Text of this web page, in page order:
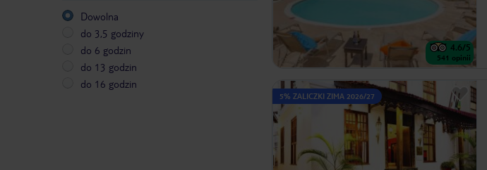
Dowolna
do 3,5 godziny
do 6 godzin
do 13 godzin
do 16 godzin
4.6/5
541 opinii
5% ZALICZKI ZIMA 2026/27